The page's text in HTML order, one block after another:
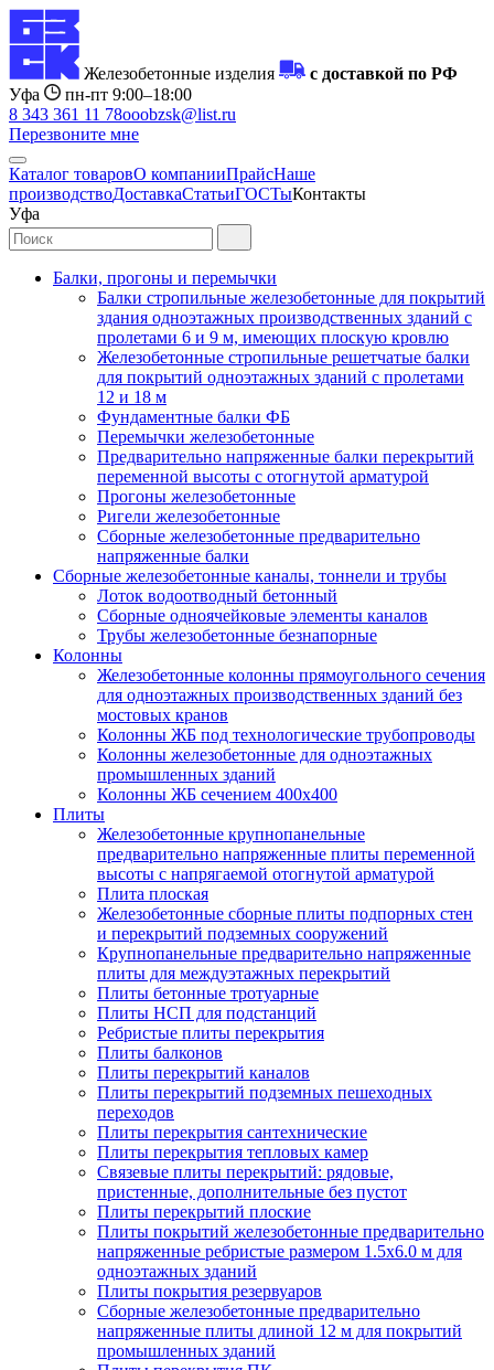
Железобетонные изделия
с доставкой по РФ
Уфа
пн-пт 9:00–18:00
8 343 361 11 78ooobzsk@list.ru
Перезвоните мне
Каталог товаровО компанииПрайсНаше
производствоДоставкаСтатьиГОСТыКонтакты
Уфа
Балки, прогоны и перемычки
Балки стропильные железобетонные для покрытий
здания одноэтажных производственных зданий с
пролетами 6 и 9 м, имеющих плоскую кровлю
Железобетонные стропильные решетчатые балки
для покрытий одноэтажных зданий с пролетами
12 и 18 м
Фундаментные балки ФБ
Перемычки железобетонные
Предварительно напряженные балки перекрытий
переменной высоты с отогнутой арматурой
Прогоны железобетонные
Ригели железобетонные
Сборные железобетонные предварительно
напряженные балки
Сборные железобетонные каналы, тоннели и трубы
Лоток водоотводный бетонный
Сборные одноячейковые элементы каналов
Трубы железобетонные безнапорные
Колонны
Железобетонные колонны прямоугольного сечения
для одноэтажных производственных зданий без
мостовых кранов
Колонны ЖБ под технологические трубопроводы
Колонны железобетонные для одноэтажных
промышленных зданий
Колонны ЖБ сечением 400х400
Плиты
Железобетонные крупнопанельные
предварительно напряженные плиты переменной
высоты с напрягаемой отогнутой арматурой
Плита плоская
Железобетонные сборные плиты подпорных стен
и перекрытий подземных сооружений
Крупнопанельные предварительно напряженные
плиты для междуэтажных перекрытий
Плиты бетонные тротуарные
Плиты НСП для подстанций
Ребристые плиты перекрытия
Плиты балконов
Плиты перекрытий каналов
Плиты перекрытий подземных пешеходных
переходов
Плиты перекрытия сантехнические
Плиты перекрытия тепловых камер
Связевые плиты перекрытий: рядовые,
пристенные, дополнительные без пустот
Плиты перекрытий плоские
Плиты покрытий железобетонные предварительно
напряженные ребристые размером 1.5х6.0 м для
одноэтажных зданий
Плиты покрытия резервуаров
Сборные железобетонные предварительно
напряженные плиты длиной 12 м для покрытий
промышленных зданий